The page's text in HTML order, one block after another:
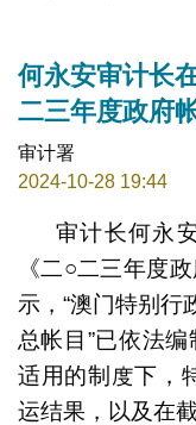
何永安审计长
二三年度政府
审计署
2024-10-28 19:44
审计长何永
《二○二三年度
示，“澳门特别行
总帐目”已依法
适用的制度下，
运结果，以及在